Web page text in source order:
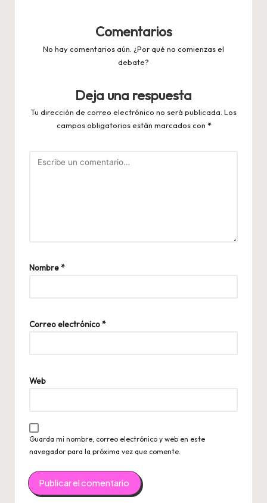
Comentarios
No hay comentarios aún. ¿Por qué no comienzas el
debate?
Deja una respuesta
Tu dirección de correo electrónico no será publicada. Los
campos obligatorios están marcados con *
Nombre*
Correo electrónico*
Web
Guarda mi nombre, correo electrónico y web en este
navegador para la próxima vez que comente.